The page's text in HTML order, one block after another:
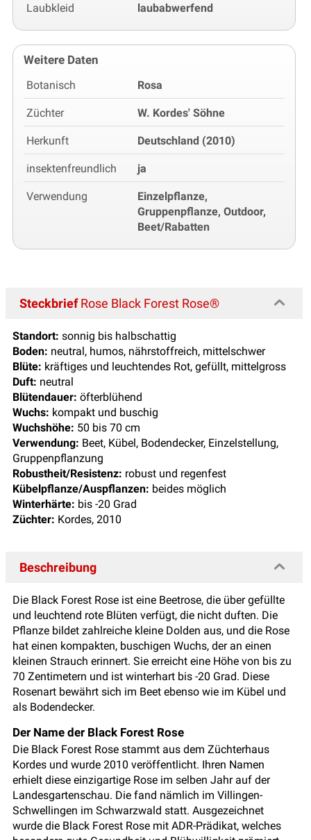
Laubkleid laubabwerfend
Weitere Daten
Botanisch Rosa
Züchter W. Kordes' Söhne
Herkunft Deutschland (2010)
insektenfreundlich ja
Verwendung
Einzelpflanze,
Gruppenpflanze, Outdoor,
Beet/Rabatten
SteckbriefRose Black Forest Rose®
Standort: sonnig bis halbschattig
Boden: neutral, humos, nährstoffreich, mittelschwer
Blüte: kräftiges und leuchtendes Rot, gefüllt, mittelgross
Duft: neutral
Blütendauer: öfterblühend
Wuchs: kompakt und buschig
Wuchshöhe: 50 bis 70 cm
Verwendung: Beet, Kübel, Bodendecker, Einzelstellung,
Gruppenpflanzung
Robustheit/Resistenz: robust und regenfest
Kübelpflanze/Auspflanzen: beides möglich
Winterhärte: bis -20 Grad
Züchter: Kordes, 2010
Beschreibung
Die Black Forest Rose ist eine Beetrose, die über gefüllte
und leuchtend rote Blüten verfügt, die nicht duften. Die
Pflanze bildet zahlreiche kleine Dolden aus, und die Rose
hat einen kompakten, buschigen Wuchs, der an einen
kleinen Strauch erinnert. Sie erreicht eine Höhe von bis zu
70 Zentimetern und ist winterhart bis -20 Grad. Diese
Rosenart bewährt sich im Beet ebenso wie im Kübel und
als Bodendecker.
Der Name der Black Forest Rose
Die Black Forest Rose stammt aus dem Züchterhaus
Kordes und wurde 2010 veröffentlicht. Ihren Namen
erhielt diese einzigartige Rose im selben Jahr auf der
Landesgartenschau. Die fand nämlich im Villingen-
Schwellingen im Schwarzwald statt. Ausgezeichnet
wurde die Black Forest Rose mit ADR-Prädikat, welches